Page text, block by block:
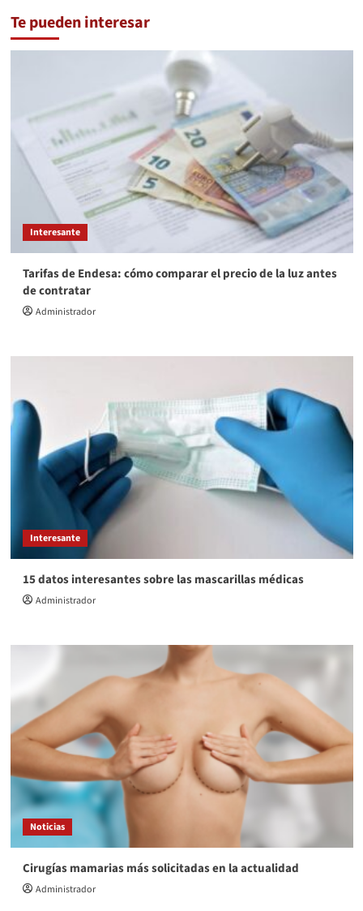
Te pueden interesar
Interesante
Tarifas de Endesa: cómo comparar el precio de la luz antes
de contratar
Administrador
Interesante
15 datos interesantes sobre las mascarillas médicas
Administrador
Noticias
Cirugías mamarias más solicitadas en la actualidad
Administrador